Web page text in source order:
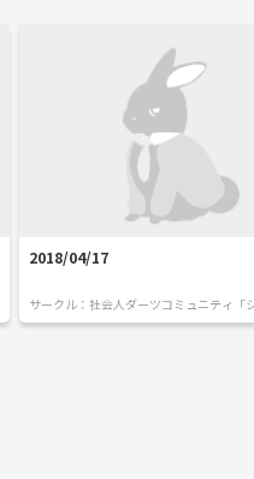
2018/04/17
サークル： 社会人ダーツコミュニティ「
ト」